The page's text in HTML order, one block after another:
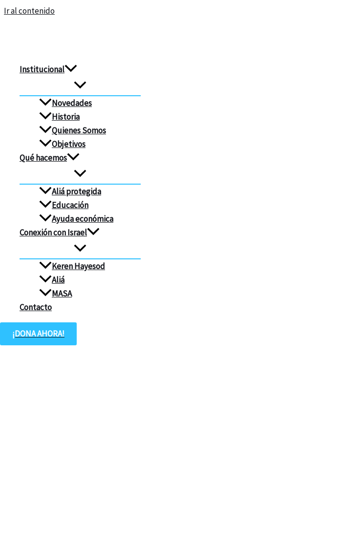
Ir al contenido
Institucional
Novedades
Historia
Quienes Somos
Objetivos
Qué hacemos
Aliá protegida
Educación
Ayuda económica
Conexión con Israel
Keren Hayesod
Aliá
MASA
Contacto
¡DONA AHORA!